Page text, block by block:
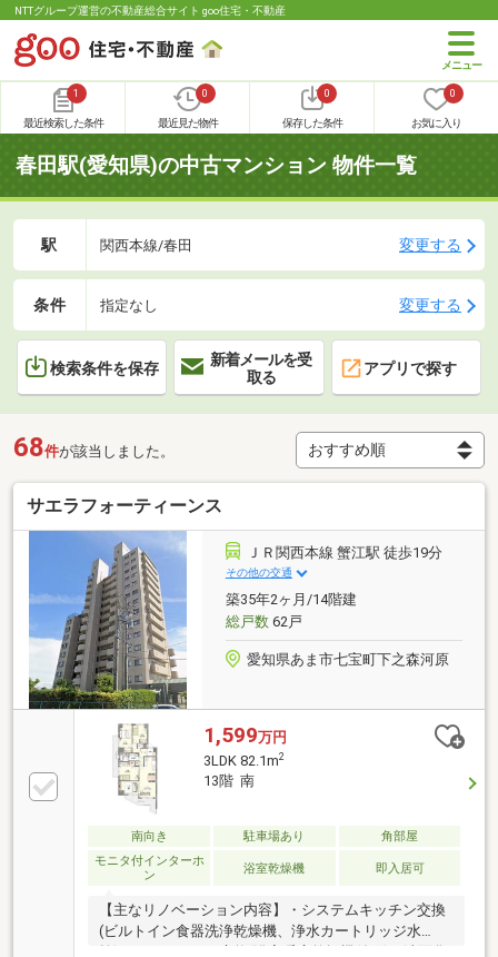
NTTグループ運営の不動産総合サイト goo住宅・不動産
1
最近検索した条件
0
最近見た物件
0
保存した条件
0
お気に入り
春田駅(愛知県)の中古マンション 物件一覧
駅 関西本線/春田 変更する
条件 指定なし 変更する
検索条件を保存
新着メールを受
取る
アプリで探す
68件が該当しました。
サエラフォーティーンス
ＪＲ関西本線 蟹江駅 徒歩19分
その他の交通
築35年2ヶ月/14階建
総戸数62戸
愛知県あま市七宝町下之森河原
1,599万円
3LDK 82.1m2
13階 南
南向き 駐車場あり
角部屋
モニタ付インターホ
ン
浴室乾燥機 即入居可
【主なリノベーション内容】・システムキッチン交換
(ビルトイン食器洗浄乾燥機、浄水カートリッジ水